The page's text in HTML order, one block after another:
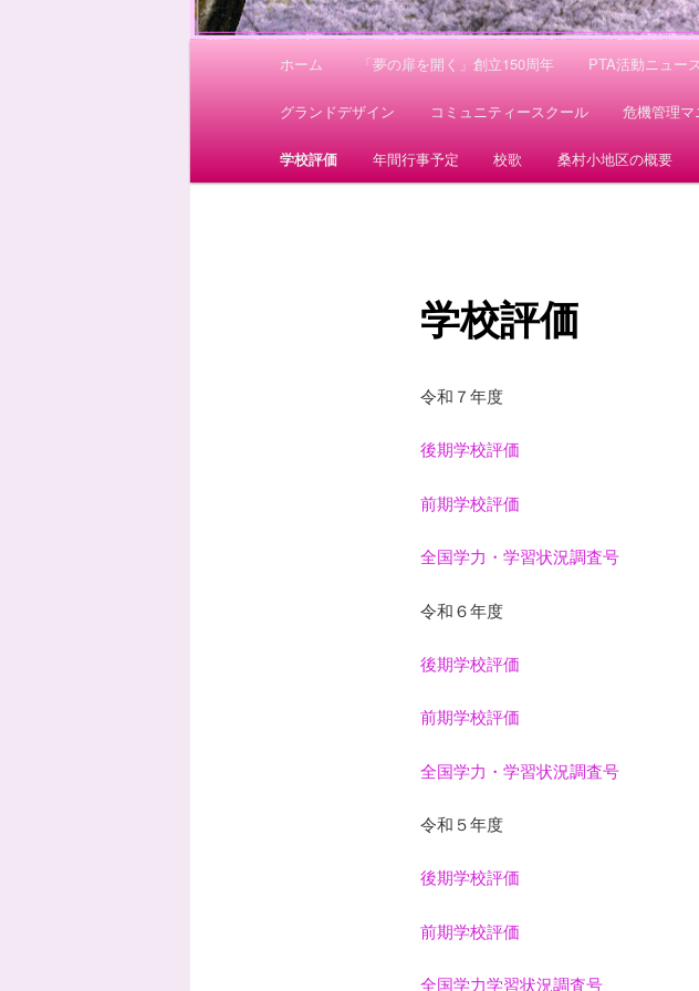
ュ
ホーム 「夢の扉を開く」創立150周年 PTA活動ニュース
グランドデザイン コミュニティースクール 危機管理
学校評価 年間行事予定 校歌 桑村小地区の概要
学校評価
令和７年度
後期学校評価
前期学校評価
全国学力・学習状況調査号
令和６年度
後期学校評価
前期学校評価
全国学力・学習状況調査号
令和５年度
後期学校評価
前期学校評価
全国学力学習状況調査号